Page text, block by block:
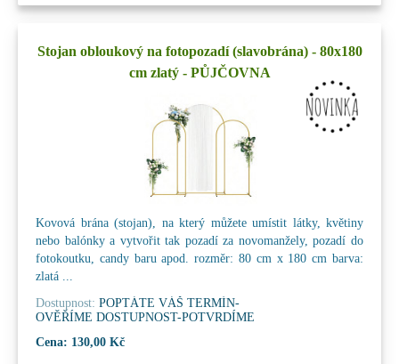
Stojan obloukový na fotopozadí (slavobrána) - 80x180
cm zlatý - PŮJČOVNA
Kovová brána (stojan), na který můžete umístit látky, květiny
nebo balónky a vytvořit tak pozadí za novomanžely, pozadí do
fotokoutku, candy baru apod. rozměr: 80 cm x 180 cm barva:
zlatá ...
Dostupnost: POPTÁTE VÁŠ TERMÍN-
OVĚŘÍME DOSTUPNOST-POTVRDÍME
Cena: 130,00 Kč